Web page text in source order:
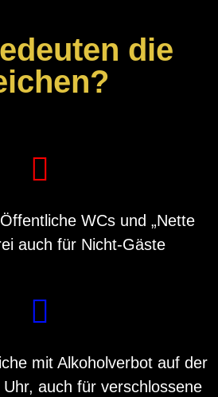
die
WCs und „Nette
auch für Nicht-Gäste
mit Alkoholverbot auf der
auch für verschlossene